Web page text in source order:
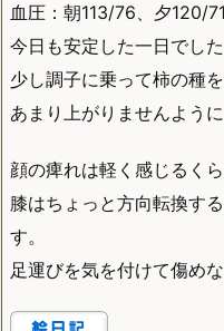
血圧：朝113/76、夕120/71
今日も安定した一日でした
少し調子に乗って柿の種
あまり上がりませんように
顔の痺れは軽く感じるくら
膝はちょっと方向転換す
す。
足運びを気を付けて傷め